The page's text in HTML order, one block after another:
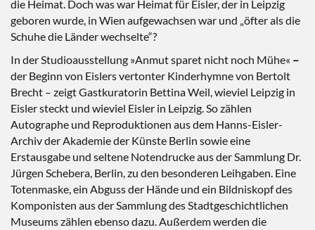
die Heimat. Doch was war Heimat für Eisler, der in Leipzig
geboren wurde, in Wien aufgewachsen war und „öfter als die
Schuhe die Länder wechselte“?
In der Studioausstellung »Anmut sparet nicht noch Mühe« –
der Beginn von Eislers vertonter Kinderhymne von Bertolt
Brecht – zeigt Gastkuratorin Bettina Weil, wieviel Leipzig in
Eisler steckt und wieviel Eisler in Leipzig. So zählen
Autographe und Reproduktionen aus dem Hanns-Eisler-
Archiv der Akademie der Künste Berlin sowie eine
Erstausgabe und seltene Notendrucke aus der Sammlung Dr.
Jürgen Schebera, Berlin, zu den besonderen Leihgaben. Eine
Totenmaske, ein Abguss der Hände und ein Bildniskopf des
Komponisten aus der Sammlung des Stadtgeschichtlichen
Museums zählen ebenso dazu. Außerdem werden die